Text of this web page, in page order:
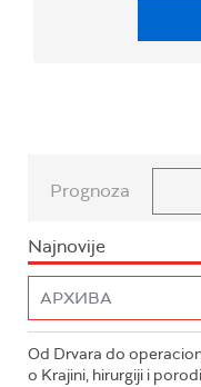
Prognoza
Najnovije
Od Drvara do
o Krajini, hirurgiji i